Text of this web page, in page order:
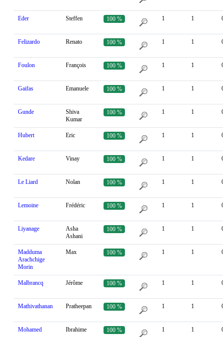
Eder Steffen 100 % 1 1
Felizardo Renato 100 % 1 1
Foulon François 100 % 1 1
Gaifas Emanuele 100 % 1 1
Gunde
Shiva
Kumar
100 % 1 1
Hubert Eric 100 % 1 1
Kedare Vinay 100 % 1 1
Le Liard Nolan 100 % 1 1
Lemoine Frédéric 100 % 1 1
Liyanage
Asha
Ashani
100 % 1 1
Madduma
Arachchige
Morin
Max 100 % 1 1
Malbrancq Jérôme 100 % 1 1
Mathivathanan Pratheepan 100 % 1 1
Mohamed Ibrahime 100 % 1 1